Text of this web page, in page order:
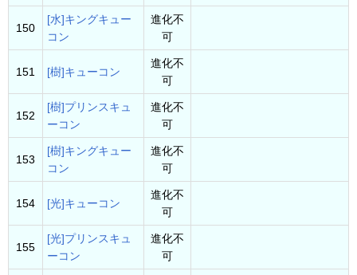
150
[水]キングキュー
コン
進化不
可
151 [樹]キューコン
進化不
可
152
[樹]プリンスキュ
ーコン
進化不
可
153
[樹]キングキュー
コン
進化不
可
154 [光]キューコン
進化不
可
155
[光]プリンスキュ
ーコン
進化不
可